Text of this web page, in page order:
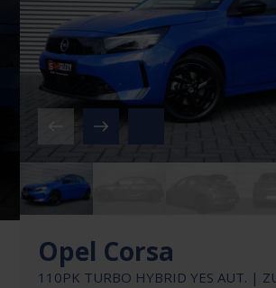
Opel Corsa
110PK TURBO HYBRID YES AUT. |